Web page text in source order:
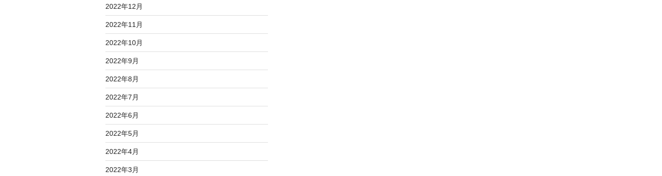
2022年12月
2022年11月
2022年10月
2022年9月
2022年8月
2022年7月
2022年6月
2022年5月
2022年4月
2022年3月